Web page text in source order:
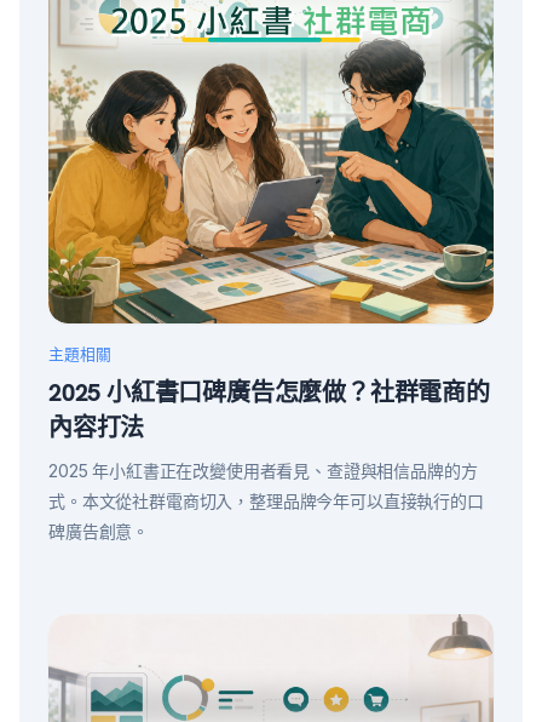
主題相關
2025 小紅書口碑廣告怎麼做？社群電商的
內容打法
2025 年小紅書正在改變使用者看見、查證與相信品牌的方
式。本文從社群電商切入，整理品牌今年可以直接執行的口
碑廣告創意。